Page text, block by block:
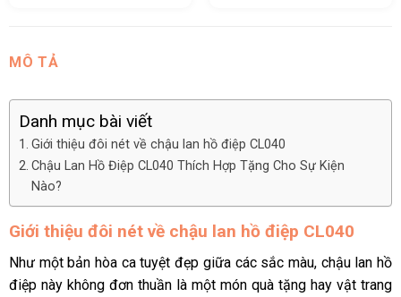
MÔ TẢ
Danh mục bài viết
Giới thiệu đôi nét về chậu lan hồ điệp CL040
Chậu Lan Hồ Điệp CL040 Thích Hợp Tặng Cho Sự Kiện
Nào?
Giới thiệu đôi nét về chậu lan hồ điệp CL040
Như một bản hòa ca tuyệt đẹp giữa các sắc màu, chậu lan hồ
điệp này không đơn thuần là một món quà tặng hay vật trang